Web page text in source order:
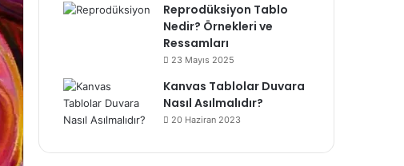
Reprodüksiyon Tablo
Nedir? Örnekleri ve
Ressamları
23 Mayıs 2025
Kanvas Tablolar Duvara
Nasıl Asılmalıdır?
20 Haziran 2023